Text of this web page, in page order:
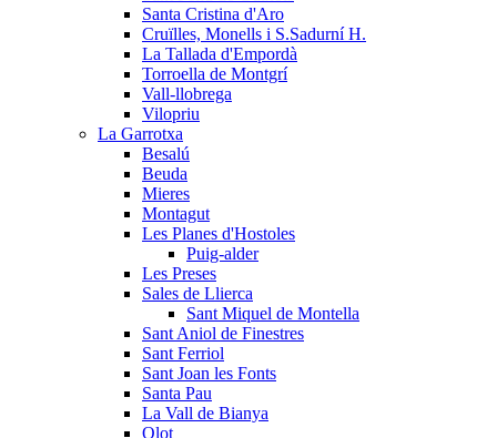
Santa Cristina d'Aro
Cruïlles, Monells i S.Sadurní H.
La Tallada d'Empordà
Torroella de Montgrí
Vall-llobrega
Vilopriu
La Garrotxa
Besalú
Beuda
Mieres
Montagut
Les Planes d'Hostoles
Puig-alder
Les Preses
Sales de Llierca
Sant Miquel de Montella
Sant Aniol de Finestres
Sant Ferriol
Sant Joan les Fonts
Santa Pau
La Vall de Bianya
Olot